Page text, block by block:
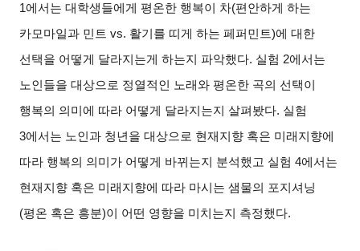
1에서는 대학생들에게 평온한 행복이 차(편안하게 하는
카모마일과 민트 vs. 활기를 띠게 하는 페퍼민트)에 대한
선택을 어떻게 달라지는게 하는지 파악했다. 실험 2에서는
노인들을 대상으로 정열적인 노래와 평온한 곡의 선택이
행복의 의미에 따라 어떻게 달라지는지 살펴봤다. 실험
3에서는 노인과 청년을 대상으로 현재지향 혹은 미래지향에
따라 행복의 의미가 어떻게 바뀌는지 분석했고 실험 4에서는
현재지향 혹은 미래지향에 따라 마시는 샘물의 포지셔닝
(평온 혹은 흥분)이 어떤 영향을 미치는지 측정했다.